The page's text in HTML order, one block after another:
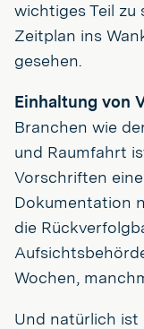
wichtiges Teil
Zeitplan ins
gesehen.
Einhaltung von
Branchen wie
und Raumfahrt
Vorschriften
Dokumentation
die
Wochen,
Und natürlich ist